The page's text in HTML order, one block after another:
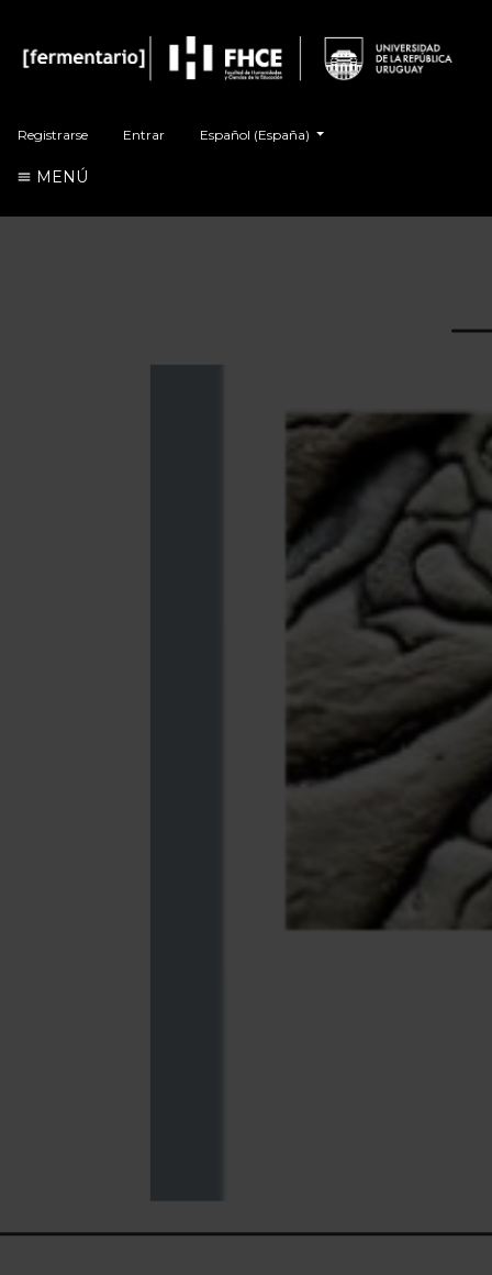
Registrarse Entrar Cambiar el idioma. El actual es:
Español (España)
MENÚ